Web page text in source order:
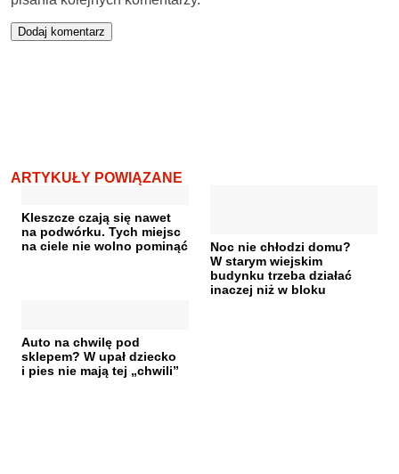
ARTYKUŁY POWIĄZANE
Kleszcze czają się nawet
na podwórku. Tych miejsc
na ciele nie wolno pominąć
Noc nie chłodzi domu?
W starym wiejskim
budynku trzeba działać
inaczej niż w bloku
Auto na chwilę pod
sklepem? W upał dziecko
i pies nie mają tej „chwili”